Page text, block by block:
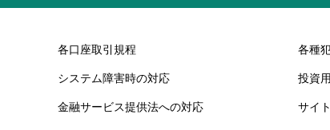
各口座取引規程 各種
システム障害時の対応 投資
金融サービス提供法への対応 サイ